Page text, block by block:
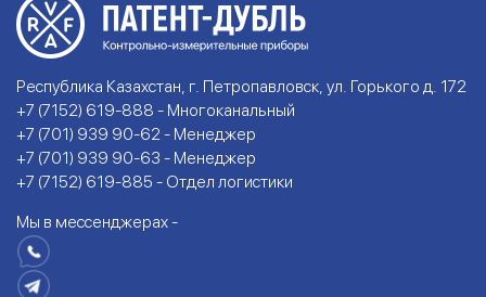
Республика Казахстан, г. Петропавловск, ул. Горького д. 172
+7 (7152) 619-888 - Многоканальный
+7 (701) 939 90-62 - Менеджер
+7 (701) 939 90-63 - Менеджер
+7 (7152) 619-885 - Отдел логистики
Мы в мессенджерах -